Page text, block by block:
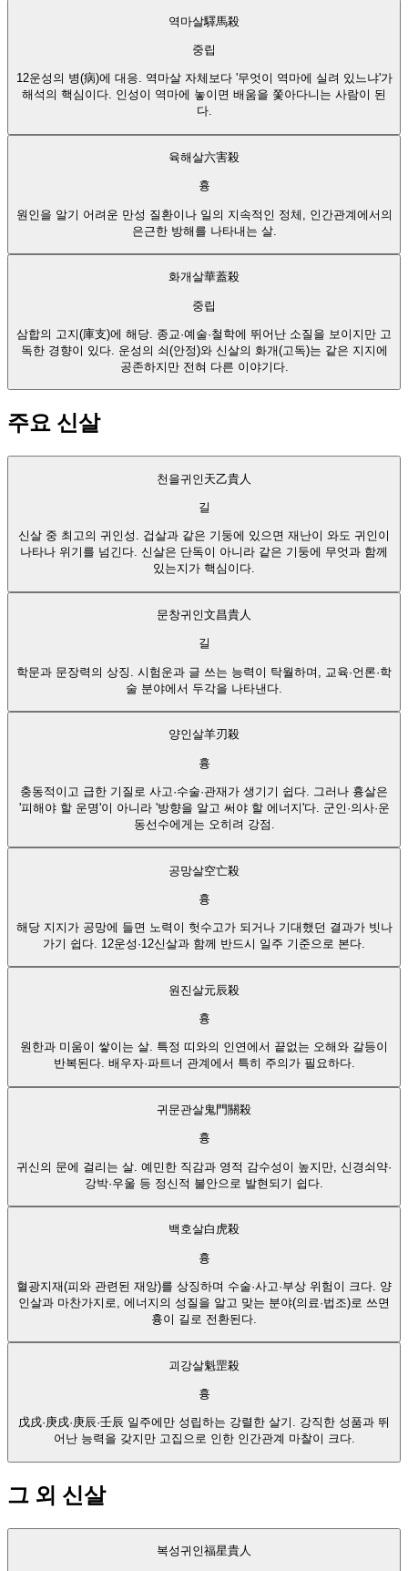
역마살驛馬殺
중립
12운성의 병(病)에 대응. 역마살 자체보다 '무엇이 역마에 실려 있느냐'가
해석의 핵심이다. 인성이 역마에 놓이면 배움을 쫓아다니는 사람이 된
다.
육해살六害殺
흉
원인을 알기 어려운 만성 질환이나 일의 지속적인 정체, 인간관계에서의
은근한 방해를 나타내는 살.
화개살華蓋殺
중립
삼합의 고지(庫支)에 해당. 종교·예술·철학에 뛰어난 소질을 보이지만 고
독한 경향이 있다. 운성의 쇠(안정)와 신살의 화개(고독)는 같은 지지에
공존하지만 전혀 다른 이야기다.
주요 신살
천을귀인 天乙貴人
길
신살 중 최고의 귀인성. 겁살과 같은 기둥에 있으면 재난이 와도 귀인이
나타나 위기를 넘긴다. 신살은 단독이 아니라 같은 기둥에 무엇과 함께
있는지가 핵심이다.
문창귀인文昌貴人
길
학문과 문장력의 상징. 시험운과 글 쓰는 능력이 탁월하며, 교육·언론·학
술 분야에서 두각을 나타낸다.
양인살羊刃殺
흉
충동적이고 급한 기질로 사고·수술·관재가 생기기 쉽다. 그러나 흉살은
'피해야 할 운명'이 아니라 '방향을 알고 써야 할 에너지'다. 군인·의사·운
동선수에게는 오히려 강점.
공망살空亡殺
흉
해당 지지가 공망에 들면 노력이 헛수고가 되거나 기대했던 결과가 빗나
가기 쉽다. 12운성·12신살과 함께 반드시 일주 기준으로 본다.
원진살元辰殺
흉
원한과 미움이 쌓이는 살. 특정 띠와의 인연에서 끝없는 오해와 갈등이
반복된다. 배우자·파트너 관계에서 특히 주의가 필요하다.
귀문관살鬼門關殺
흉
귀신의 문에 걸리는 살. 예민한 직감과 영적 감수성이 높지만, 신경쇠약·
강박·우울 등 정신적 불안으로 발현되기 쉽다.
백호살白虎殺
흉
혈광지재(피와 관련된 재앙)를 상징하며 수술·사고·부상 위험이 크다. 양
인살과 마찬가지로, 에너지의 성질을 알고 맞는 분야(의료·법조)로 쓰면
흉이 길로 전환된다.
괴강살魁罡殺
흉
戊戌·庚戌·庚辰·壬辰 일주에만 성립하는 강렬한 살기. 강직한 성품과 뛰
어난 능력을 갖지만 고집으로 인한 인간관계 마찰이 크다.
그 외 신살
복성귀인福星貴人